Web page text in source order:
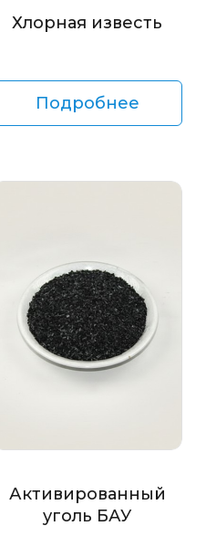
Хлорная известь
Подробнее
Активированный
уголь БАУ